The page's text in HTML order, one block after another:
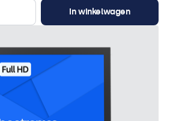
In winkelwagen